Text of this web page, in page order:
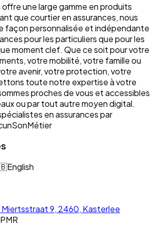
une large gamme en produits
que courtier en assurances, nous
façon personnalisée et indépendante
pour les particuliers que pour les
moment clef. Que ce soit pour votre
votre mobilité, votre famille ou
avenir, votre protection, votre
toute notre expertise à votre
proches de vous et accessibles
ou par tout autre moyen digital.
en assurances par
English
Miertsstraat 9, 2460, Kasterlee